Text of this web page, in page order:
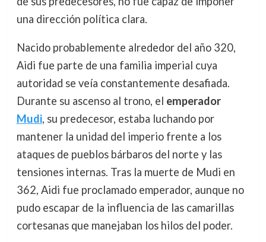
una dirección política clara.
Nacido probablemente alrededor del año 320,
Aidi fue parte de una familia imperial cuya
autoridad se veía constantemente desafiada.
Durante su ascenso al trono, el emperador
Mudi, su predecesor, estaba luchando por
mantener la unidad del imperio frente a los
ataques de pueblos bárbaros del norte y las
tensiones internas. Tras la muerte de Mudi en
362, Aidi fue proclamado emperador, aunque no
pudo escapar de la influencia de las camarillas
cortesanas que manejaban los hilos del poder.